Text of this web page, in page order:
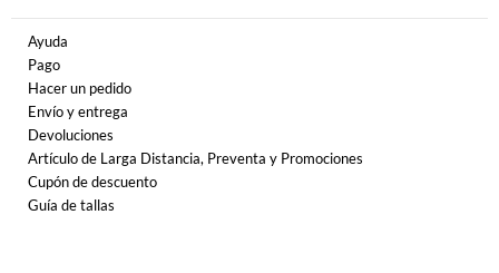
Ayuda
Pago
Hacer un pedido
Envío y entrega
Devoluciones
Artículo de Larga Distancia, Preventa y Promociones
Cupón de descuento
Guía de tallas